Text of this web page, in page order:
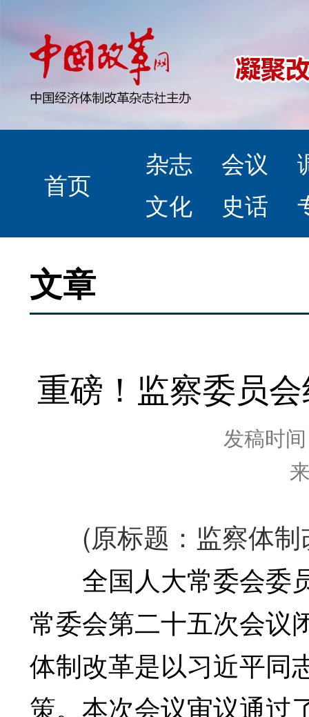
首页
杂志 会议
文化
史话
文章
重磅！监察委员
发稿时
(原标题：监察体制
全国人大常委会委
常委会第二十五次会议
体制改革是以习近平同
策。本次会议审议通过